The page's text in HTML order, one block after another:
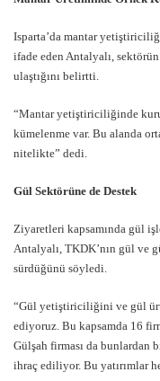
Isparta’da mantar
ifade eden Antalyalı,
ulaştığını belirtti.
“Mantar yetiştiriciliğinde
kümelenme var. Bu alanda
nitelikte” dedi.
Gül Sektörüne de Destek
Ziyaretleri kapsamında gül
Antalyalı, TKDK’nın gül ve
sürdüğünü söyledi.
“Gül yetiştiriciliğini ve gül
ediyoruz. Bu kapsamda 16
Gülşah firması da bunlardan
ihraç ediliyor. Bu yatırımlar